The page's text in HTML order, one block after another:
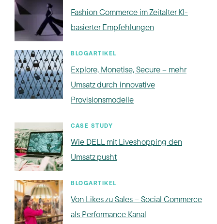
Fashion Commerce im Zeitalter KI-
basierter Empfehlungen
BLOGARTIKEL
Explore, Monetise, Secure – mehr
Umsatz durch innovative
Provisionsmodelle
CASE STUDY
Wie DELL mit Liveshopping den
Umsatz pusht
BLOGARTIKEL
Von Likes zu Sales – Social Commerce
als Performance Kanal